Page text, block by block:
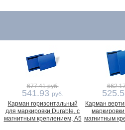
677.41 руб.
541.93 руб.
Карман горизонтальный
для маркировки Durable, с
магнитным креплением, А5
Карман
магнитным